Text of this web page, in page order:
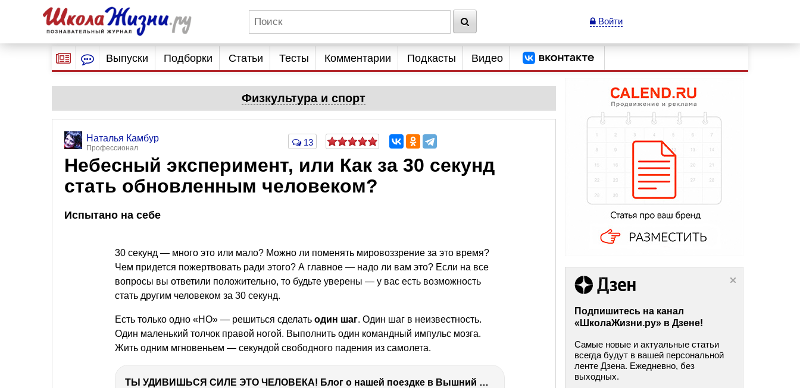
Войти
Выпуски Подборки Статьи Тесты Комментарии Подкасты Видео
Физкультура и спорт
Наталья Камбур
Профессионал
13
Небесный эксперимент, или Как за 30 секунд
стать обновленным человеком?
Испытано на себе
30 секунд — много это или мало? Можно ли поменять мировоззрение за это время?
Чем придется пожертвовать ради этого? А главное — надо ли вам это? Если на все
вопросы вы ответили положительно, то будьте уверены — у вас есть возможность
стать другим человеком за 30 секунд.
Есть только одно «НО» — решиться сделать один шаг. Один шаг в неизвестность.
Один маленький толчок правой ногой. Выполнить один командный импульс мозга.
Жить одним мгновеньем — секундой свободного падения из самолета.
ТЫ УДИВИШЬСЯ СИЛЕ ЭТО ЧЕЛОВЕКА! Блог о нашей поездке в Вышний Волочек
Подпишитесь на канал
«ШколаЖизни.ру» в Дзене!
Самые новые и актуальные статьи
всегда будут в вашей персональной
ленте Дзена. Ежедневно, без
выходных.